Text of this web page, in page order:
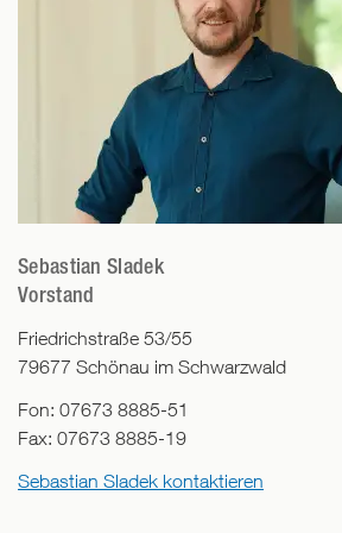
Sebastian Sladek
Vorstand
Friedrichstraße 53/55
79677 Schönau im Schwarzwald
Fon: 07673 8885-51
Fax: 07673 8885-19
Sebastian Sladek kontaktieren